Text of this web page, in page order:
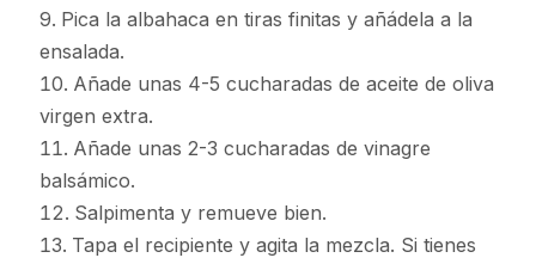
Pica la albahaca en tiras finitas y añádela a la
ensalada.
Añade unas 4-5 cucharadas de aceite de oliva
virgen extra.
Añade unas 2-3 cucharadas de vinagre
balsámico.
Salpimenta y remueve bien.
Tapa el recipiente y agita la mezcla. Si tienes